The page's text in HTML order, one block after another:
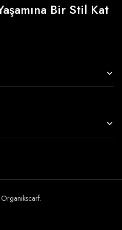
Bir Stil Kat